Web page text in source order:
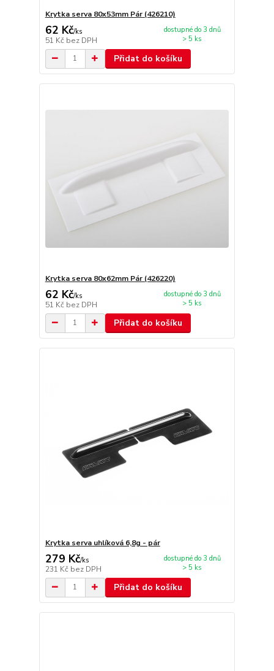
Krytka serva 80x53mm Pár (426210)
62 Kč/ks
51 Kč bez DPH
dostupné do 3 dnů
> 5 ks
Přidat do košíku
Krytka serva 80x62mm Pár (426220)
62 Kč/ks
51 Kč bez DPH
dostupné do 3 dnů
> 5 ks
Přidat do košíku
Krytka serva uhlíková 6,8g - pár
279 Kč/ks
231 Kč bez DPH
dostupné do 3 dnů
> 5 ks
Přidat do košíku